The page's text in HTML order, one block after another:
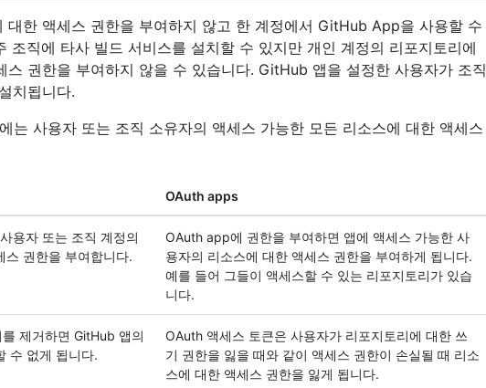
대한 액세스 권한을 부여하지 않고 한 계정에서 GitHub App을 사용할 수
조직에 타사 빌드 서비스를 설치할 수 있지만 개인 계정의 리포지토리에
스 권한을 부여하지 않을 수 있습니다. GitHub 앱을 설정한 사용자가 조직
치됩니다.
는 사용자 또는 조직 소유자의 액세스 가능한 모든 리소스에 대한 액세스
OAuth apps
용자 또는 조직 계정의
스 권한을 부여합니다.
OAuth app에 권한을 부여하면 앱에 액세스 가능한 사
용자의 리소스에 대한 액세스 권한을 부여하게 됩니다.
예를 들어 그들이 액세스할 수 있는 리포지토리가 있습
니다.
제거하면 GitHub 앱의
수 없게 됩니다.
OAuth 액세스 토큰은 사용자가 리포지토리에 대한 쓰
기 권한을 잃을 때와 같이 액세스 권한이 손실될 때 리소
스에 대한 액세스 권한을 잃게 됩니다.